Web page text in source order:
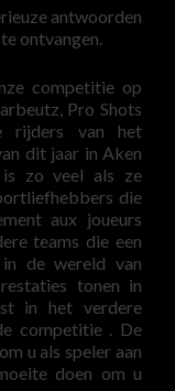
antwoorden
ontvangen.
competitie op
Pro Shots
rijders van het
dit jaar in Aken
is zo veel als ze
die
aux joueurs
teams die een
de wereld van
tonen in
in het verdere
competitie . De
u als speler aan
doen om u